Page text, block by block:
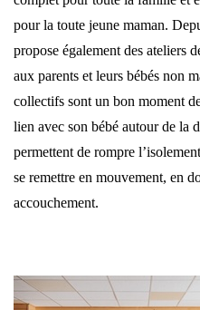
pour la toute jeune maman.
propose également des ateliers
aux parents et leurs bébés non
collectifs sont un bon moment
lien avec son bébé autour de la
permettent de rompre
se remettre en mouvement, en
accouchement.